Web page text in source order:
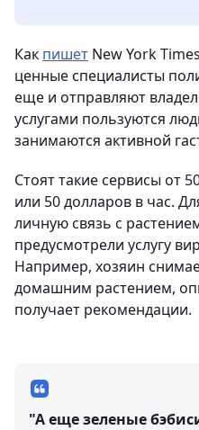
Как пишет New York
ценные специалисты
еще и отправляют
услугами пользуются
занимаются активной
Стоят такие сервисы от
или 50 долларов в час.
личную связь с
предусмотрели услугу
Например, хозяин
домашним растением,
получает рекомендации.
"А еще зеленые